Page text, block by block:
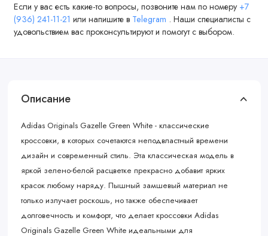
Если у вас есть какие-то вопросы, позвоните нам по номеру +7
(936) 241-11-21 или напишите в Telegram . Наши специалисты с
удовольствием вас проконсультируют и помогут с выбором.
Описание
Adidas Originals Gazelle Green White - классические
кроссовки, в которых сочетаются неподвластный времени
дизайн и современный стиль. Эта классическая модель в
яркой зелено-белой расцветке прекрасно добавит ярких
красок любому наряду. Пышный замшевый материал не
только излучает роскошь, но также обеспечивает
долговечность и комфорт, что делает кроссовки Adidas
Originals Gazelle Green White идеальными для